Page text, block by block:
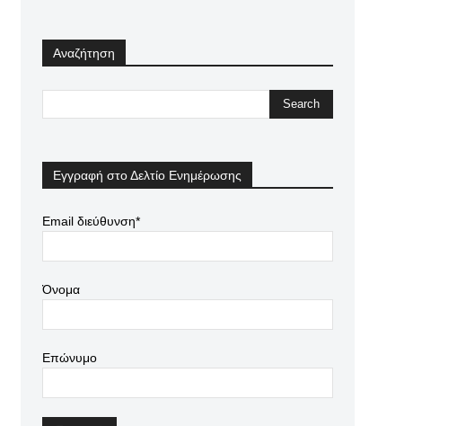
Αναζήτηση
Εγγραφή στο Δελτίο Ενημέρωσης
Email διεύθυνση*
Όνομα
Επώνυμο